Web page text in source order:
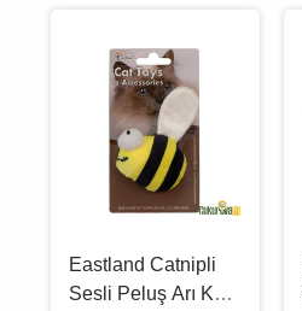
Eastland Catnipli
Sesli Peluş Arı Kedi